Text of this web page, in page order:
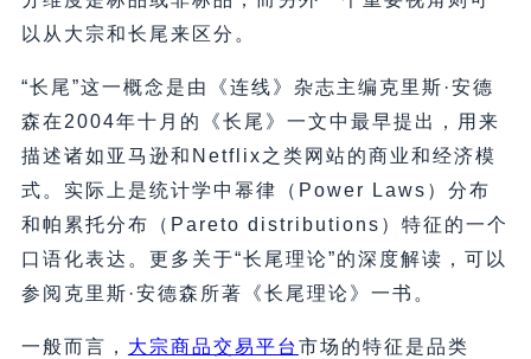
以从大宗和长尾来区分。
“长尾”这一概念是由《连线》杂志主编克里斯·安德
森在2004年十月的《长尾》一文中最早提出，用来
描述诸如亚马逊和Netflix之类网站的商业和经济模
式。实际上是统计学中幂律（Power Laws）分布
和帕累托分布（Pareto distributions）特征的一个
口语化表达。更多关于“长尾理论”的深度解读，可以
参阅克里斯·安德森所著《长尾理论》一书。
一般而言， 大宗商品交易平台 市场的特征是品类